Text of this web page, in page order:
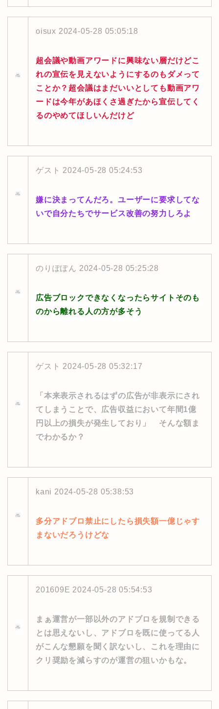
oisux 2024-05-28 05:05:18
超会議や動画アワードに興味ない層だけどこ
れの宣伝を見えないようにするのもダメって
ことか？超会議はまだいいとしても動画アワ
ードは今年があほくさ過ぎたから宣伝してく
るのやめてほしいんだけど
ゲスト 2024-05-28 05:24:53
嫌に決まってんだろ。ユーザーに要求してな
いで自分たちでサービス改善の努力しろよ
のりぽぽん 2024-05-28 05:25:28
広告ブロックできなくなったらサイトそのも
のから離れる人の方が多そう
ゲスト 2024-05-28 05:32:17
「本来表示されるはずの広告が非表示にされ
てしまうことで、広告収益において年間1億
円以上の損失が発生しており」 そんな額ま
でわかるか？
kani 2024-05-28 05:38:53
多分アドブロ禁止にしたら損失額一億じゃす
まないだろうけどな
201609E 2024-05-28 05:54:53
まぁ運営が一部以外のアドブロを規制できる
とは思えないし、アドブロを既に使ってる人
がこんな懇願を聞く訳ないし、これを理由に
クリ奨励を減らすのが運営の狙いかもな。